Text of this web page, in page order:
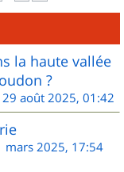
la haute vallée
?
29 août 2025, 01:42
mars 2025, 17:54